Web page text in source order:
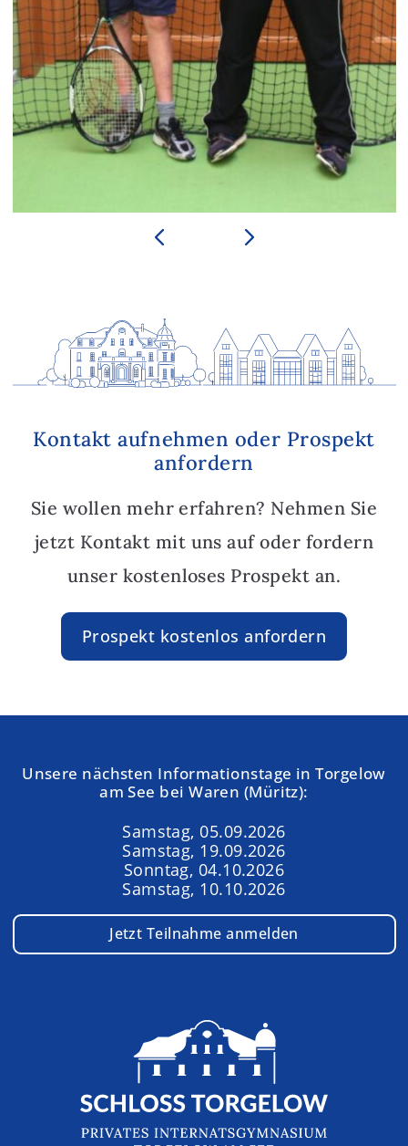
Kontakt aufnehmen oder Prospekt
anfordern
Sie wollen mehr erfahren? Nehmen Sie
jetzt Kontakt mit uns auf oder fordern
unser kostenloses Prospekt an.
Prospekt kostenlos anfordern
Unsere nächsten Informationstage in Torgelow
am See bei Waren (Müritz):
Samstag, 05.09.2026
Samstag, 19.09.2026
Sonntag, 04.10.2026
Samstag, 10.10.2026
Jetzt Teilnahme anmelden